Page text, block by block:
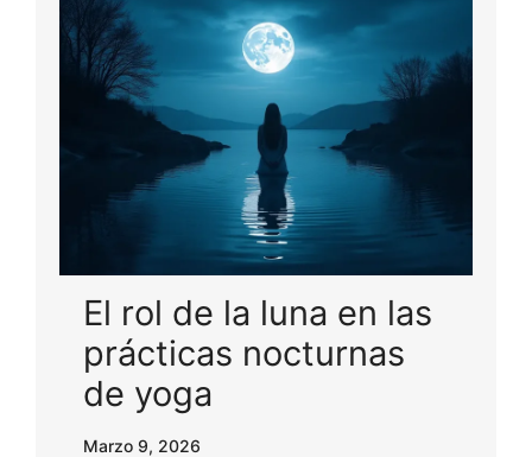
El rol de la luna en las
prácticas nocturnas
de yoga
Marzo 9, 2026